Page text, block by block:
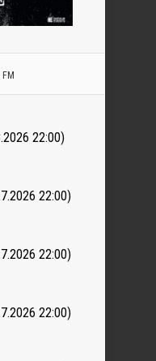
22:00)
22:00)
22:00)
22:00)